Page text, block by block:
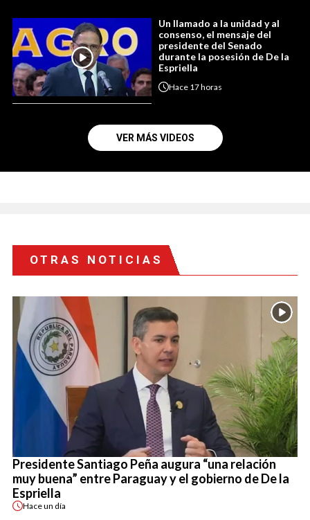
Un llamado a la unidad y al
consenso, el mensaje del
presidente del Senado
durante la posesión de De la
Espriella
Hace 17 horas
VER MÁS VIDEOS
OTRAS NOTICIAS
Presidente Santiago Peña augura “una relación
muy buena” entre Paraguay y el gobierno de De la
Espriella
Haceun día